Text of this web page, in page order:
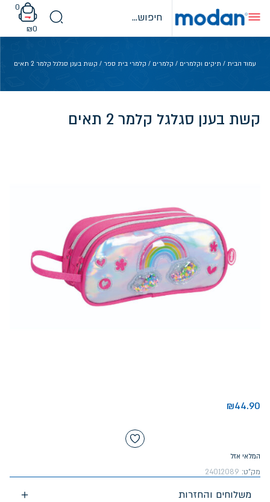
content
0
₪0
עמוד הבית / תיקים וקלמרים / קלמרים / קלמרי בית ספר / קשת בענן סגלגל קלמר 2 תאים
קשת בענן סגלגל קלמר 2 תאים
₪44.90
המלאי אזל
מק"ט: 24012089
משלוחים והחזרות